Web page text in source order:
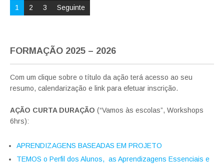
1 2 3 Seguinte
FORMAÇÃO 2025 – 2026
Com um clique sobre o título da ação terá acesso ao seu
resumo, calendarização e link para efetuar inscrição.
AÇÃO CURTA DURAÇÃO (“Vamos às escolas”, Workshops
6hrs):
APRENDIZAGENS BASEADAS EM PROJETO
TEMOS o Perfil dos Alunos, as Aprendizagens Essenciais e